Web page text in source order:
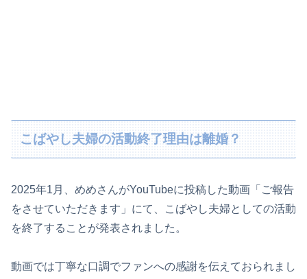
こばやし夫婦の活動終了理由は離婚？
2025年1月、めめさんがYouTubeに投稿した動画「ご報告
をさせていただきます」にて、こばやし夫婦としての活動
を終了することが発表されました。
動画では丁寧な口調でファンへの感謝を伝えておられまし